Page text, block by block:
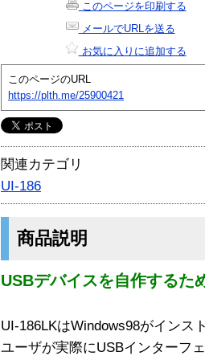
このページを印刷する
メールでURLを送る
お気に入りに追加する
このページのURL
https://plth.me/25900421
関連カテゴリ
UI-186
商品説明
USBデバイスを自作するた
UI-186LKはWindows98がインス
ユーザが実際にUSBインターフ